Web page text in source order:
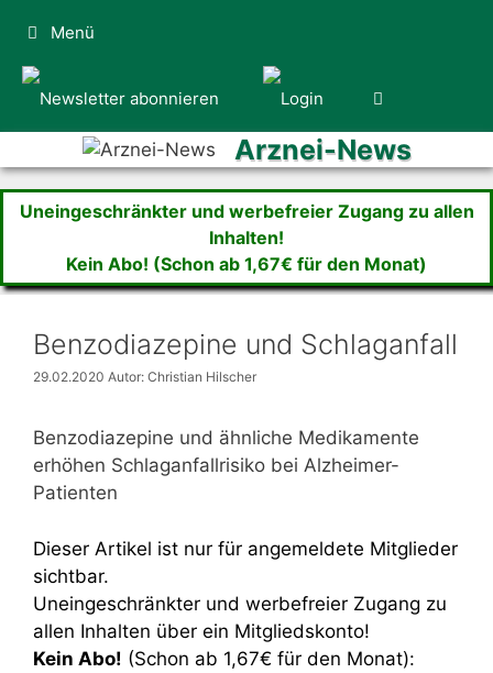
Inhalt
springen
Menü
Arznei-News
Uneingeschränkter und werbefreier Zugang zu allen
Inhalten!
Kein Abo! (Schon ab 1,67€ für den Monat)
Benzodiazepine und Schlaganfall
29.02.2020 Autor: Christian Hilscher
Benzodiazepine und ähnliche Medikamente
erhöhen Schlaganfallrisiko bei Alzheimer-
Patienten
Dieser Artikel ist nur für angemeldete Mitglieder
sichtbar.
Uneingeschränkter und werbefreier Zugang zu
allen Inhalten über ein Mitgliedskonto!
Kein Abo! (Schon ab 1,67€ für den Monat):